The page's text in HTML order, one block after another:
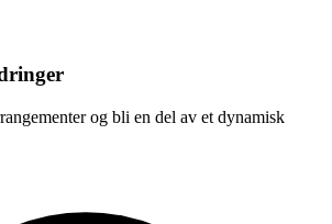
og bli en del av et dynamisk